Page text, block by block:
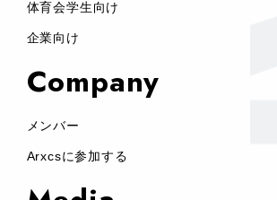
体育会学生向け
企業向け
Company
メンバー
Arxcsに参加する